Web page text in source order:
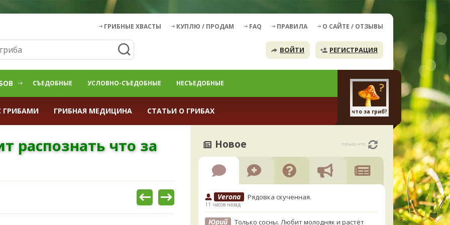
ГРИБНЫЕ ХВАСТЫ КУПЛЮ / ПРОДАМ FAQ ПРАВИЛА О САЙТЕ / ОТЗЫВЫ
ВОЙТИ РЕГИСТРАЦИЯ
СЪЕДОБНЫЕ УСЛОВНО-СЪЕДОБНЫЕ НЕСЪЕДОБНЫЕ
ГРИБАМИ ГРИБНАЯ МЕДИЦИНА СТАТЬИ О ГРИБАХ что за гриб?
распознать что за
Новое только что
Verona Рядовка скученная.
11 часов назад
Юрий
Только сосны. Любит молодняк и растёт